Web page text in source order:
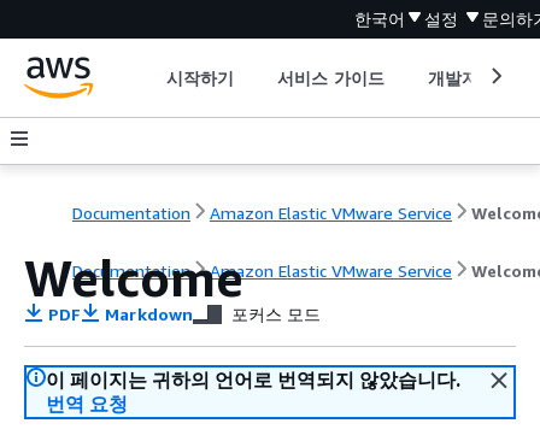
한국어 설정 문의하
시작하기 서비스 가이드 개발자 도구
Documentation Amazon Elastic VMware Service
Documentation Amazon Elastic VMware Service
Welcome
PDF Markdown 포커스 모드
이 페이지는 귀하의 언어로 번역되지 않았습니다.
번역 요청